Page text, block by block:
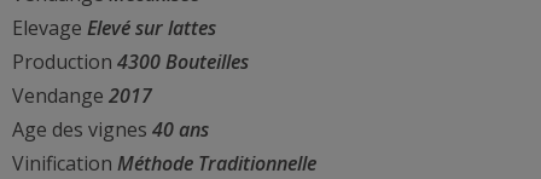
Elevage Elevé sur lattes
Production 4300 Bouteilles
Vendange 2017
Age des vignes 40 ans
Vinification Méthode Traditionnelle